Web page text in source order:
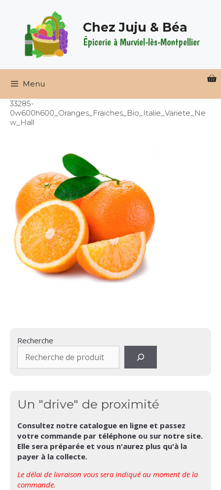
contenu
Chez Juju & Béa
Épicerie à Murviel-lès-Montpellier
Menu
33285-
0w600h600_Oranges_Fraiches_Bio_Italie_Variete_Ne
w_Hall
Recherche
Un "drive" de proximité
Consultez notre catalogue en ligne et passez
votre commande par téléphone ou sur notre site.
Elle sera préparée et vous n'aurez plus qu'à la
payer à la collecte.
Le délai de livraison vous sera indiqué au moment de la
commande.